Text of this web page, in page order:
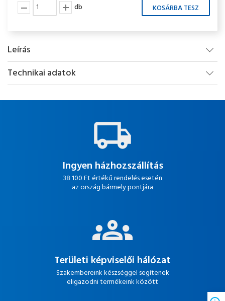
db
Leírás
Technikai adatok
Ingyen házhozszállítás
38 100 Ft értékű rendelés esetén
az ország bármely pontjára
Területi képviselői hálózat
Szakembereink készséggel segítenek
eligazodni termékeink között